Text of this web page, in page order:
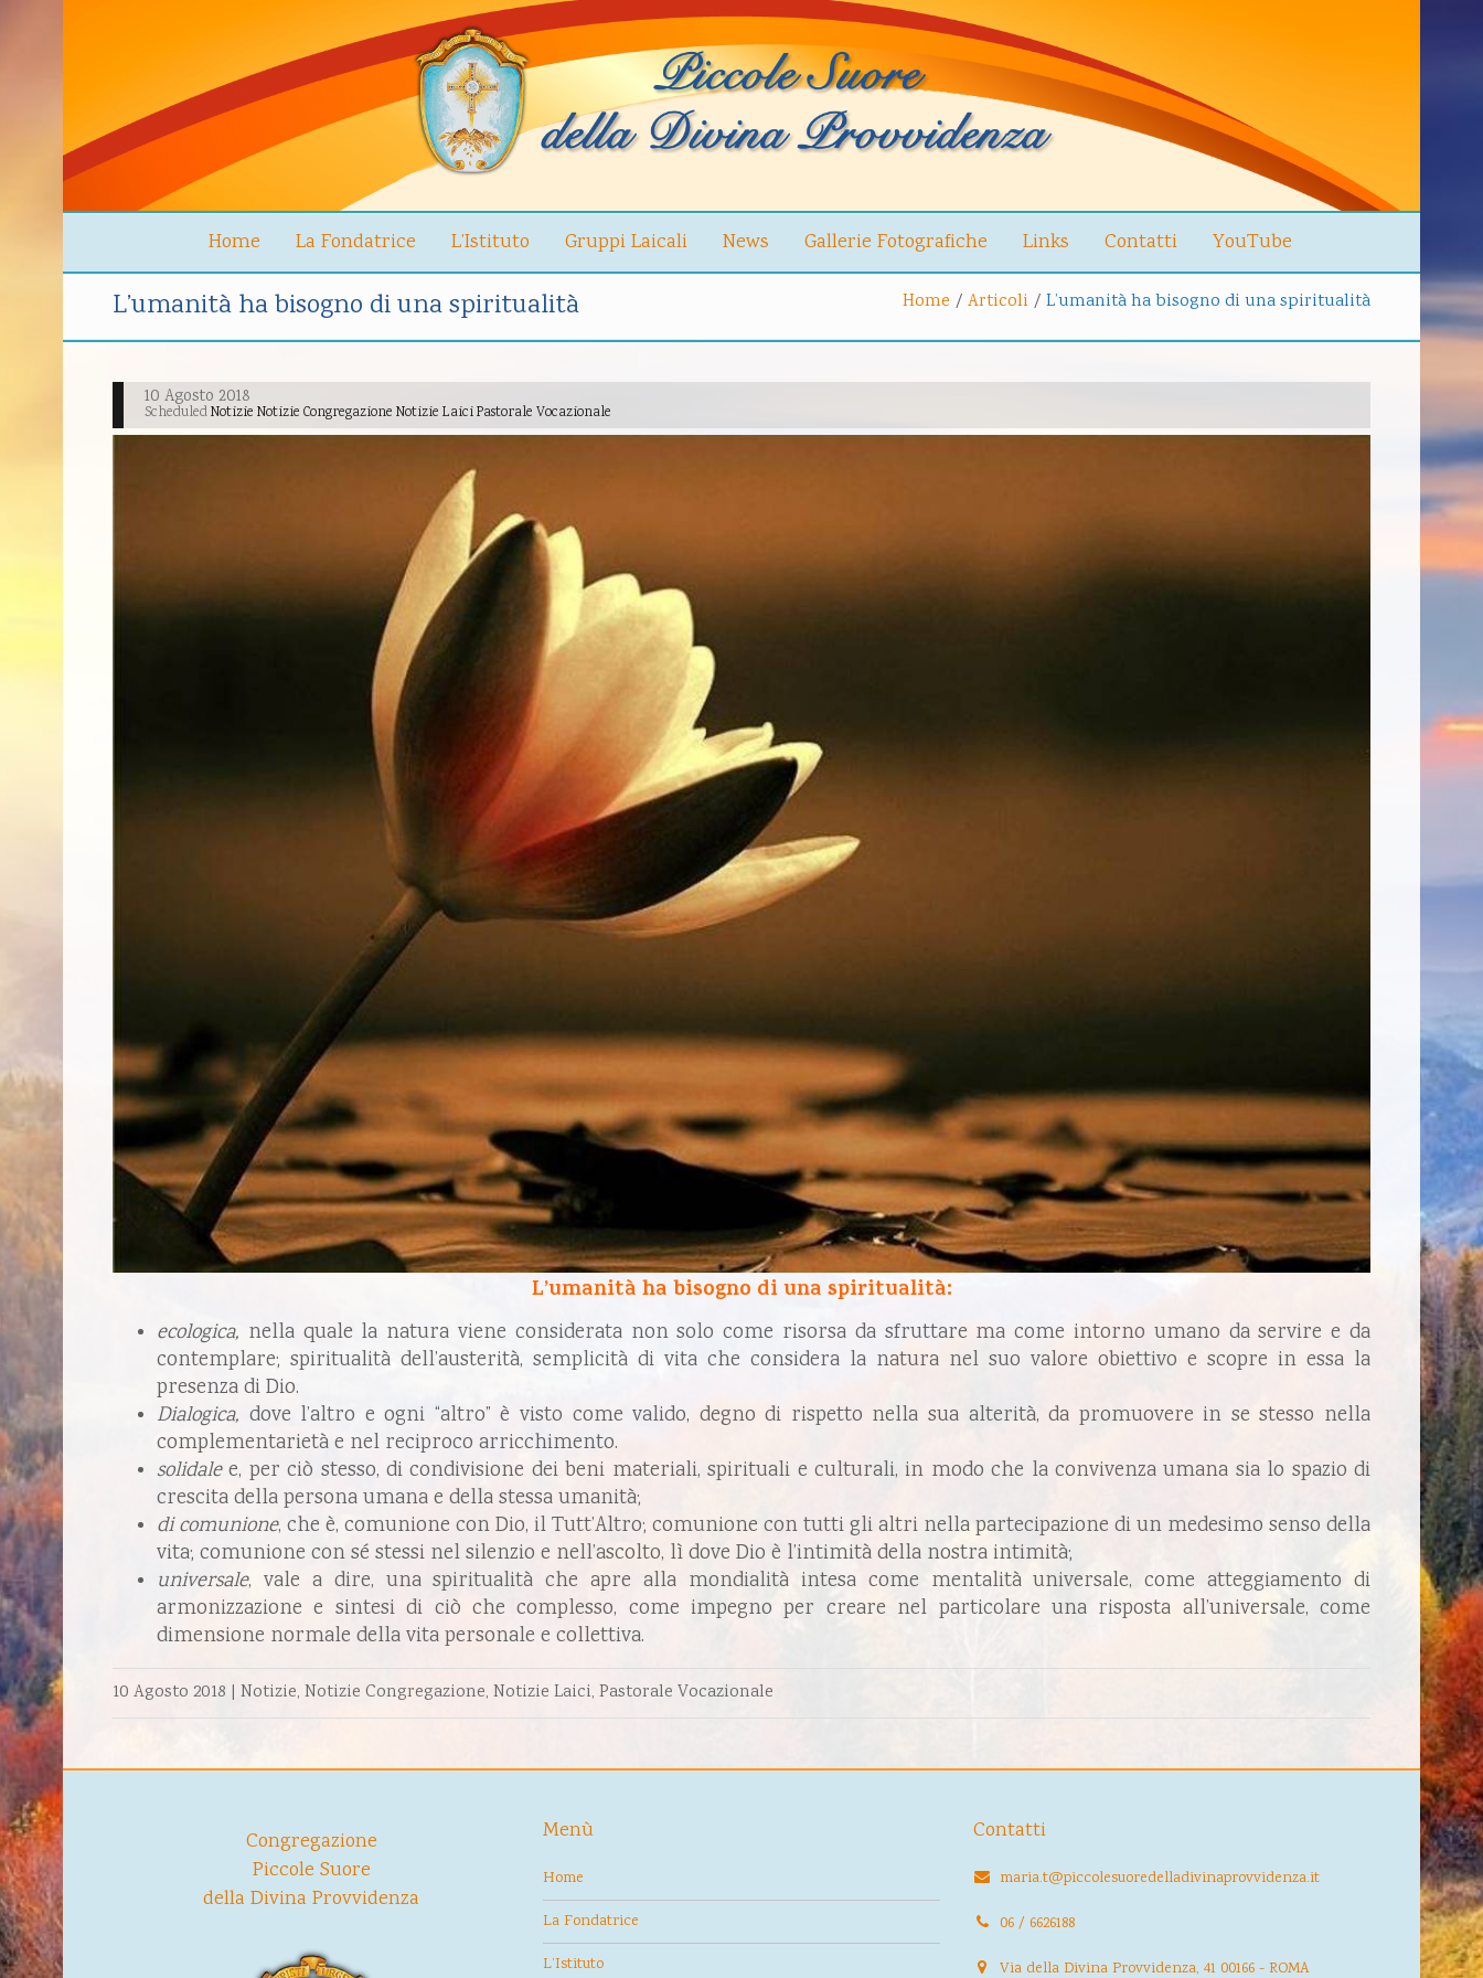
Home La Fondatrice L’Istituto Gruppi Laicali News Gallerie Fotografiche Links Contatti YouTube
L’umanità ha bisogno di una spiritualità Home / Articoli / L’umanità ha bisogno di una spiritualità
10 Agosto 2018
ScheduledNotizie Notizie Congregazione Notizie Laici Pastorale Vocazionale
L’umanità ha bisogno di una spiritualità:
ecologica, nella quale la natura viene considerata non solo come risorsa da sfruttare ma come intorno umano da servire e da
contemplare; spiritualità dell’austerità, semplicità di vita che considera la natura nel suo valore obiettivo e scopre in essa la
presenza di Dio.
Dialogica, dove l’altro e ogni “altro” è visto come valido, degno di rispetto nella sua alterità, da promuovere in se stesso nella
complementarietà e nel reciproco arricchimento.
solidalee, per ciò stesso, di condivisione dei beni materiali, spirituali e culturali, in modo che la convivenza umana sia lo spazio di
crescita della persona umana e della stessa umanità;
di comunione, che è, comunione con Dio, il Tutt’Altro; comunione con tutti gli altri nella partecipazione di un medesimo senso della
vita; comunione con sé stessi nel silenzio e nell’ascolto, lì dove Dio è l’intimità della nostra intimità;
universale, vale a dire, una spiritualità che apre alla mondialità intesa come mentalità universale, come atteggiamento di
armonizzazione e sintesi di ciò che complesso, come impegno per creare nel particolare una risposta all’universale, come
dimensione normale della vita personale e collettiva.
10 Agosto 2018 | Notizie, Notizie Congregazione, Notizie Laici, Pastorale Vocazionale
Congregazione
Piccole Suore
della Divina Provvidenza
Menù
Home
La Fondatrice
L’Istituto
Contatti
maria.t@piccolesuoredelladivinaprovvidenza.it
06 / 6626188
Via della Divina Provvidenza, 41 00166 - ROMA